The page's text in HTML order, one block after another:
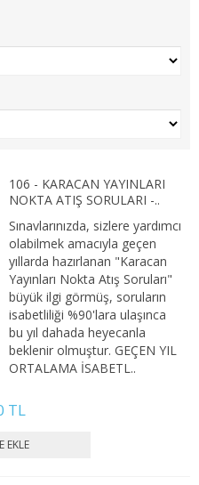
106 - KARACAN YAYINLARI
NOKTA ATIŞ SORULARI -..
Sınavlarınızda, sizlere yardımcı
olabilmek amacıyla geçen
yıllarda hazırlanan "Karacan
Yayınları Nokta Atış Soruları"
büyük ilgi görmüş, soruların
isabetliliği %90'lara ulaşınca
bu yıl dahada heyecanla
beklenir olmuştur. GEÇEN YIL
ORTALAMA İSABETL..
TL